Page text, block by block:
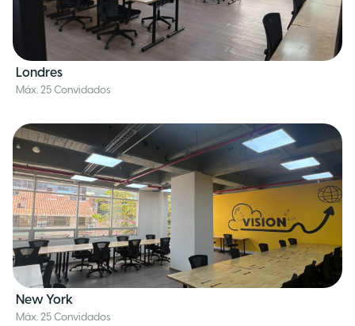
Londres
Máx. 25 Convidados
New York
Máx. 25 Convidados